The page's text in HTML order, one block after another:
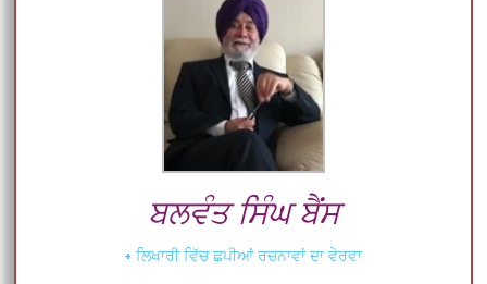
ਬਲਵੰਤ ਸਿੰਘ ਬੈਂਸ
+ ਲਿਖਾਰੀ ਵਿੱਚ ਛਪੀਆਂ ਰਚਨਾਵਾਂ ਦਾ ਵੇਰਵਾ